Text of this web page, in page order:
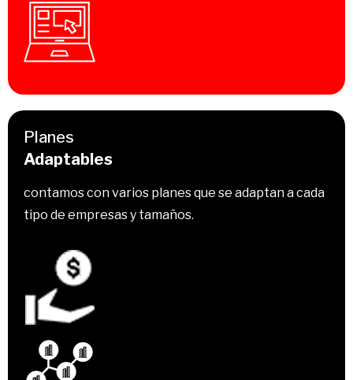
Planes
Adaptables
contamos con varios planes que se adaptan a cada
tipo de empresas y tamaños.